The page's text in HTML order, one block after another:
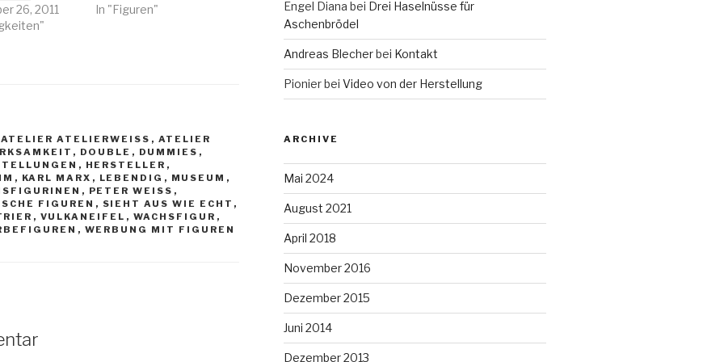
26, 2011
In "Figuren"
ATELIER ATELIERWEISS , ATELIER
, DOUBLE , DUMMIES ,
, HERSTELLER ,
, KARL MARX , LEBENDIG , MUSEUM ,
, PETER WEISS
,
FIGUREN , SIEHT AUS WIE ECHT ,
, VULKANEIFEL , WACHSFIGUR ,
, WERBUNG MIT FIGUREN
Engel Diana bei Drei Haselnüsse für
Aschenbrödel
Andreas Blecherbei Kontakt
Pionierbei Video von der Herstellung
ARCHIVE
Mai 2024
August 2021
April 2018
November 2016
Dezember 2015
Juni 2014
Dezember 2013